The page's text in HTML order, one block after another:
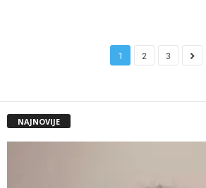
1 2 3
NAJNOVIJE